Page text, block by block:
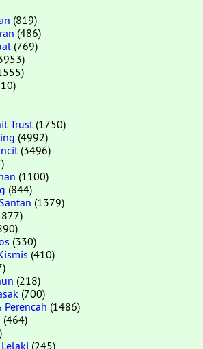
(819)
(486)
(769)
Trust (1750)
(4992)
(3496)
(1100)
(844)
(1379)
(330)
(410)
(218)
(700)
(1486)
(464)
(245)